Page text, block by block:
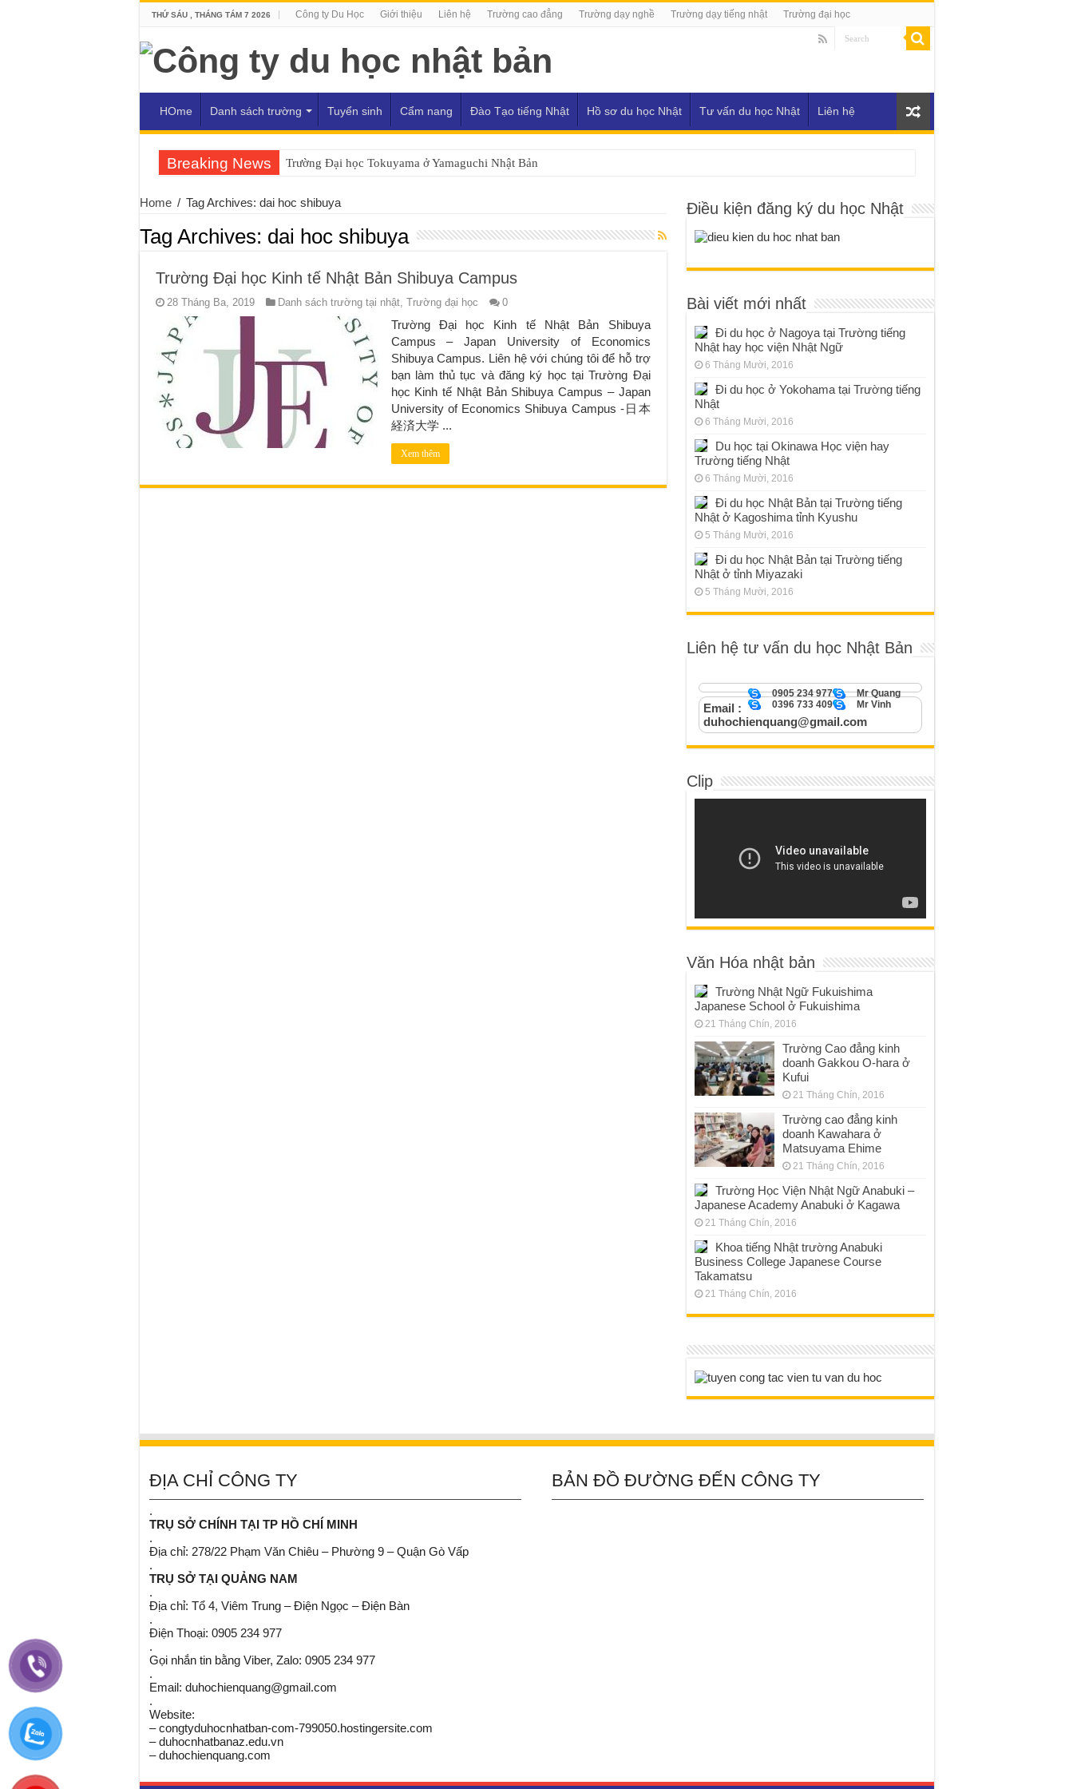
THỨ SÁU , THÁNG TÁM 7 2026 Công ty Du Học Giới thiệu Liên hệ Trường cao đẳng Trường dạy nghề Trường dạy tiếng nhật Trường đại học
HOme Danh sách trường Tuyển sinh Cẩm nang Đào Tạo tiếng Nhật Hồ sơ du học Nhật Tư vấn du học Nhật Liên hệ
Breaking News Trường Đại học Tokuyama ở Yamaguchi Nhật Bản
Home / Tag Archives: dai hoc shibuya
Tag Archives: dai hoc shibuya
Trường Đại học Kinh tế Nhật Bản Shibuya Campus
28 Tháng Ba, 2019 Danh sách trường tại nhật, Trường đại học 0
Trường Đại học Kinh tế Nhật Bản Shibuya
Campus – Japan University of Economics
Shibuya Campus. Liên hệ với chúng tôi để hỗ trợ
bạn làm thủ tục và đăng ký học tại Trường Đại
học Kinh tế Nhật Bản Shibuya Campus – Japan
University of Economics Shibuya Campus -日本
経済大学 ...
Xem thêm
Điều kiện đăng ký du học Nhật
Bài viết mới nhất
Đi du học ở Nagoya tại Trường tiếng
Nhật hay học viện Nhật Ngữ
6 Tháng Mười, 2016
Đi du học ở Yokohama tại Trường tiếng
Nhật
6 Tháng Mười, 2016
Du học tại Okinawa Học viện hay
Trường tiếng Nhật
6 Tháng Mười, 2016
Đi du học Nhật Bản tại Trường tiếng
Nhật ở Kagoshima tỉnh Kyushu
5 Tháng Mười, 2016
Đi du học Nhật Bản tại Trường tiếng
Nhật ở tỉnh Miyazaki
5 Tháng Mười, 2016
Liên hệ tư vấn du học Nhật Bản
Mr Quang
0905 234 977
Mr Vinh
0396 733 409
Email :
duhochienquang@gmail.com
Clip
Văn Hóa nhật bản
Trường Nhật Ngữ Fukuishima
Japanese School ở Fukuishima
21 Tháng Chín, 2016
Trường Cao đẳng kinh
doanh Gakkou O-hara ở
Kufui
21 Tháng Chín, 2016
Trường cao đẳng kinh
doanh Kawahara ở
Matsuyama Ehime
21 Tháng Chín, 2016
Trường Học Viện Nhật Ngữ Anabuki –
Japanese Academy Anabuki ở Kagawa
21 Tháng Chín, 2016
Khoa tiếng Nhật trường Anabuki
Business College Japanese Course
Takamatsu
21 Tháng Chín, 2016
ĐỊA CHỈ CÔNG TY
.
TRỤ SỞ CHÍNH TẠI TP HỒ CHÍ MINH
.
Địa chỉ: 278/22 Phạm Văn Chiêu – Phường 9 – Quận Gò Vấp
.
TRỤ SỞ TẠI QUẢNG NAM
.
Địa chỉ: Tổ 4, Viêm Trung – Điện Ngọc – Điện Bàn
.
Điện Thoại: 0905 234 977
.
Gọi nhắn tin bằng Viber, Zalo: 0905 234 977
.
Email: duhochienquang@gmail.com
.
Website:
– congtyduhocnhatban-com-799050.hostingersite.com
– duhocnhatbanaz.edu.vn
– duhochienquang.com
BẢN ĐỒ ĐƯỜNG ĐẾN CÔNG TY